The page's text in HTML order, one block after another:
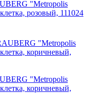
"Metropolis
розовый, 111024
"Metropolis
коричневый,